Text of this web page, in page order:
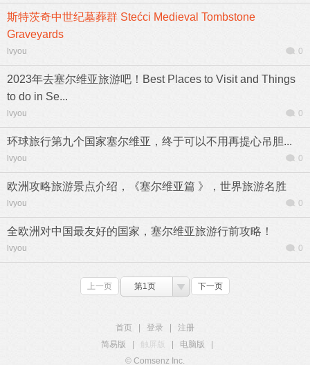
斯特茨奇中世纪墓葬群 Stećci Medieval Tombstone
Graveyards
lvyou 0
2023年去塞尔维亚旅游吧！Best Places to Visit and Things
to do in Se...
lvyou 0
环球旅行第九个国家塞尔维亚，终于可以不用再提心吊胆...
lvyou 0
欧洲攻略旅游景点介绍，《塞尔维亚篇 》，世界旅游名胜
lvyou 0
全欧洲对中国最友好的国家，塞尔维亚旅游行前攻略！
lvyou 0
上一页 第1页 下一页
首页 登录
注册
简易版
触屏版 电脑版
© Comsenz Inc.